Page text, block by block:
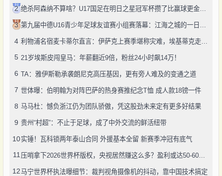
2 绝杀阿森纳不算啥？U17国足在明日之星冠军杯攒了比赢球更金的成长
3 第九届中德U16青少年足球友谊赛小组赛落幕：江海之城的一日绿茵鏖战
4 利物浦名宿麦卡蒂尔直言：伊萨克上赛季堪称灾难，埃基蒂克走红挫伤其自尊
5 21岁埃斯皮闯皇马：年薪翻近9倍，粉丝24小时飙14万！
6 TA：雅伊斯勒承袭朗尼克高压基因，更有旁人难及的变通之道
7 世体曝：伯明翰为对阵巴萨的热身赛推纪念T恤 成人款18镑一件
8 马马杜：憾负浙江仍为团队骄傲，凭这股劲未来定有更多好结果
9 贵州“村超”：不止于足球，成了中外交流的鲜活纽带
10实锤！瓦科锁两年泰山合同 外援基本全留 新赛季冲冠有底气
11 压哨拿下2026世界杯版权，央视居然赚这么多？盈利或达50-60亿！
12马宁世界杯执法曝细节：裁判视角摄像机的抖动，靠中国技术搞定